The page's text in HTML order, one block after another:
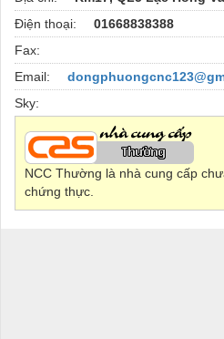
Điện thoại:
01668838388
Fax:
Email:
Sky:
NCC Thường là nhà cung cấp
chứng thực.